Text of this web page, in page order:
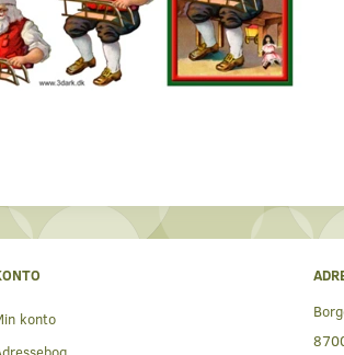
konto